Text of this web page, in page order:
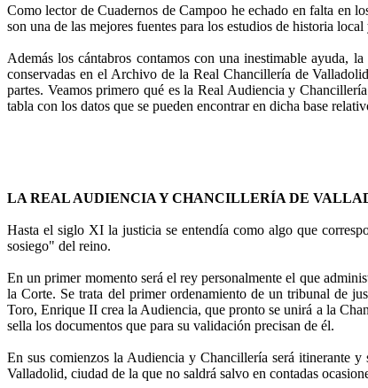
Como lector de Cuadernos de Campoo he echado en falta en
son una de las mejores fuentes para los estudios de historia
Además los cántabros contamos con una inestimable ayuda,
conservadas en el Archivo de la Real Chancillería de
partes. Veamos primero qué es la Real Audiencia y
tabla con los datos que se pueden encontrar en dicha base
LA REAL AUDIENCIA Y CHANCILLERÍA DE
Hasta el siglo XI la justicia se entendía como algo que
sosiego" del reino.
En un primer momento será el rey personalmente el que
la Corte. Se trata del primer ordenamiento de un tribunal de
Toro, Enrique II crea la Audiencia, que pronto se unirá a la
sella los documentos que para su validación precisan de él.
En sus comienzos la Audiencia y Chancillería será itinerante
Valladolid, ciudad de la que no saldrá salvo en contadas